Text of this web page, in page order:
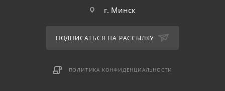
г. Минск
ПОДПИСАТЬСЯ НА РАССЫЛКУ
ПОЛИТИКА КОНФИДЕНЦИАЛЬНОСТИ